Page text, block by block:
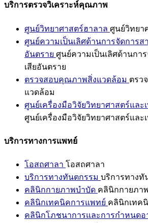
บริการตรวจวิเคราะห์คุณภาพ
ศูนย์วิทยาศาสตร์ฮาลาล ศูนย์วิทยา
ศูนย์ความเป็นเลิศด้านการจัดการส
อันตราย ศูนย์ความเป็นเลิศด้านกา
เสียอันตราย
ตรวจสอบคุณภาพสิ่งแวดล้อม ตรว
แวดล้อม
ศูนย์เครื่องมือวิจัยวิทยาศาสตร์และ
ศูนย์เครื่องมือวิจัยวิทยาศาสตร์และ
บริการทางการแพทย์
โอสถศาลา โอสถศาลา
บริการทางทันตกรรม บริการทางทั
คลินิกกายภาพบำบัด คลินิกกายภา
คลินิกเทคนิคการแพทย์ คลินิกเทค
คลินิกโภชนาการและการกำหนดอ